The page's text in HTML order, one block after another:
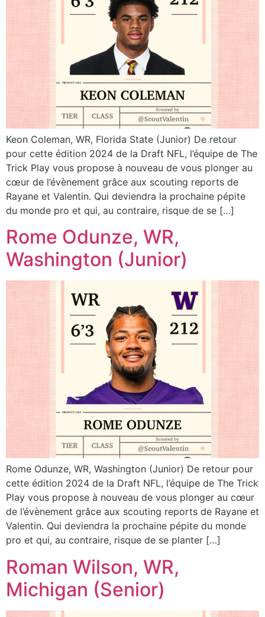
Keon Coleman, WR, Florida State (Junior) De retour
pour cette édition 2024 de la Draft NFL, l’équipe de The
Trick Play vous propose à nouveau de vous plonger au
cœur de l’évènement grâce aux scouting reports de
Rayane et Valentin. Qui deviendra la prochaine pépite
du monde pro et qui, au contraire, risque de se […]
Rome Odunze, WR,
Washington (Junior)
Rome Odunze, WR, Washington (Junior) De retour pour
cette édition 2024 de la Draft NFL, l’équipe de The Trick
Play vous propose à nouveau de vous plonger au cœur
de l’évènement grâce aux scouting reports de Rayane et
Valentin. Qui deviendra la prochaine pépite du monde
pro et qui, au contraire, risque de se planter […]
Roman Wilson, WR,
Michigan (Senior)